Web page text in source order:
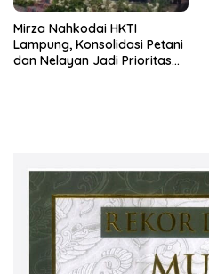
Mirza Nahkodai HKTI
Lampung, Konsolidasi Petani
dan Nelayan Jadi Prioritas